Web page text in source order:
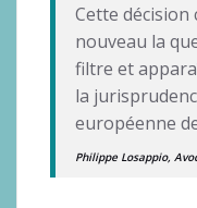
Cette
nouveau la
filtre et
la
européenne
Philippe Losappio,